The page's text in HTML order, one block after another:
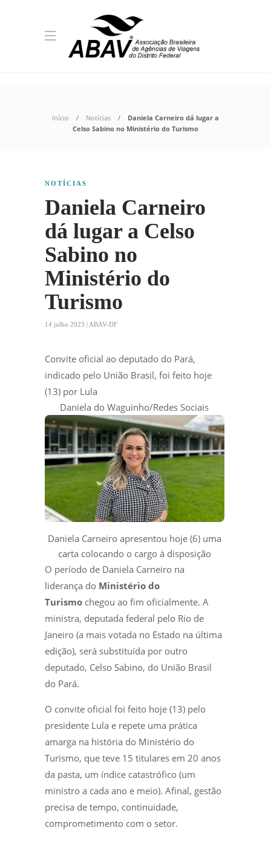
Início Notícias
Daniela Carneiro dá lugar a
Celso Sabino no Ministério do Turismo
NOTÍCIAS
Daniela Carneiro
dá lugar a Celso
Sabino no
Ministério do
Turismo
14 julho 2023 | ABAV-DF
Convite oficial ao deputado do Pará,
indicado pelo União Brasil, foi feito hoje
(13) por Lula
Daniela do Waguinho/Redes Sociais
Daniela Carneiro apresentou hoje (6) uma
carta colocando o cargo à disposição
O período de Daniela Carneiro na
liderança do Ministério do
Turismo chegou ao fim oficialmente. A
ministra, deputada federal pelo Rio de
Janeiro (a mais votada no Estado na última
edição), será substituída por outro
deputado, Celso Sabino, do União Brasil
do Pará.
O convite oficial foi feito hoje (13) pelo
presidente Lula e repete uma prática
amarga na história do Ministério do
Turismo, que teve 15 titulares em 20 anos
da pasta, um índice catastrófico (um
ministro a cada ano e meio). Afinal, gestão
precisa de tempo, continuidade,
comprometimento com o setor.